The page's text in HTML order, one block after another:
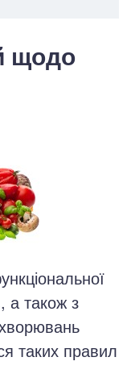
щодо
а також з
таких правил